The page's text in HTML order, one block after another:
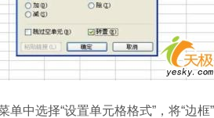
选择“设置单元格格式”，将“边框”